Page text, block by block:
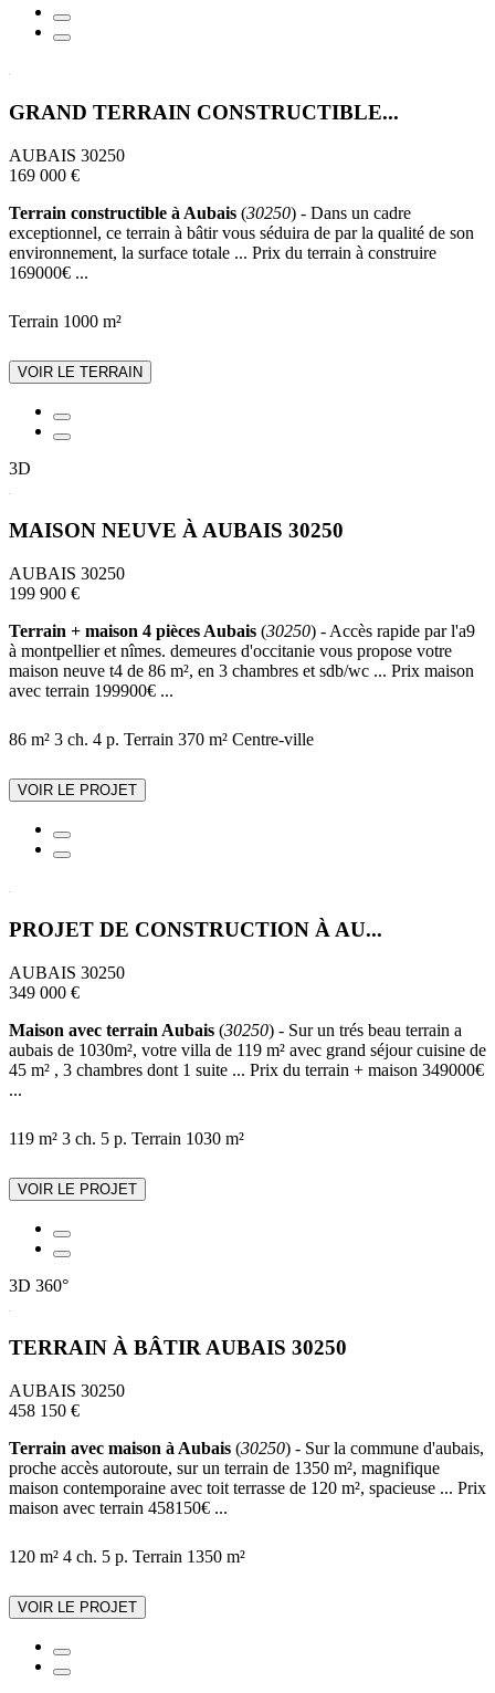
GRAND TERRAIN CONSTRUCTIBLE...
AUBAIS 30250
169 000 €
Terrain constructible à Aubais (30250) - Dans un cadre
exceptionnel, ce terrain à bâtir vous séduira de par la qualité de son
environnement, la surface totale ... Prix du terrain à construire
169000€ ...
Terrain 1000 m²
VOIR LE TERRAIN
3D
MAISON NEUVE À AUBAIS 30250
AUBAIS 30250
199 900 €
Terrain + maison 4 pièces Aubais (30250) - Accès rapide par l'a9
à montpellier et nîmes. demeures d'occitanie vous propose votre
maison neuve t4 de 86 m², en 3 chambres et sdb/wc ... Prix maison
avec terrain 199900€ ...
86 m² 3 ch. 4 p. Terrain 370 m² Centre-ville
VOIR LE PROJET
PROJET DE CONSTRUCTION À AU...
AUBAIS 30250
349 000 €
Maison avec terrain Aubais (30250) - Sur un trés beau terrain a
aubais de 1030m², votre villa de 119 m² avec grand séjour cuisine de
45 m² , 3 chambres dont 1 suite ... Prix du terrain + maison 349000€
...
119 m² 3 ch. 5 p. Terrain 1030 m²
VOIR LE PROJET
3D 360°
TERRAIN À BÂTIR AUBAIS 30250
AUBAIS 30250
458 150 €
Terrain avec maison à Aubais (30250) - Sur la commune d'aubais,
proche accès autoroute, sur un terrain de 1350 m², magnifique
maison contemporaine avec toit terrasse de 120 m², spacieuse ... Prix
maison avec terrain 458150€ ...
120 m² 4 ch. 5 p. Terrain 1350 m²
VOIR LE PROJET